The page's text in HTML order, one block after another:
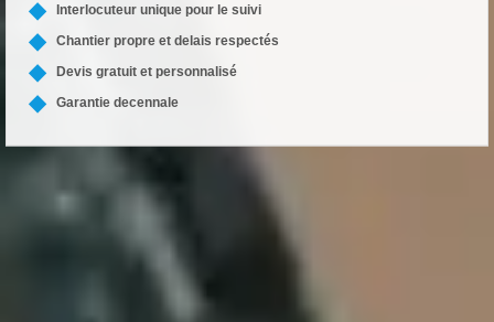
Interlocuteur unique pour le suivi
Chantier propre et delais respectés
Devis gratuit et personnalisé
Garantie decennale